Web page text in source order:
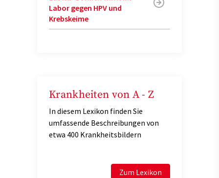
Labor gegen HPV und
Krebskeime
Krankheiten von A - Z
In diesem Lexikon finden Sie
umfassende Beschreibungen von
etwa 400 Krankheitsbildern
Zum Lexikon